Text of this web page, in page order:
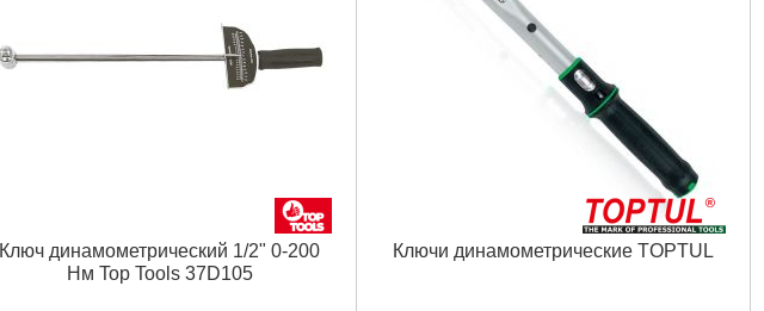
Ключ динамометрический 1/2" 0-200
Нм Top Tools 37D105
Ключи динамометрические TOPTUL